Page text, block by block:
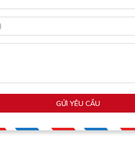
GỬI YÊU CẦU